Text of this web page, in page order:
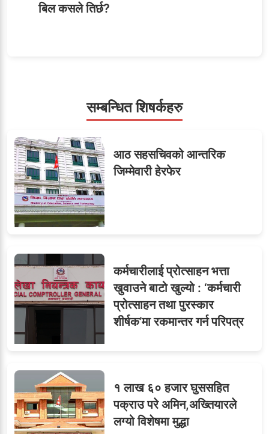
बिल कसले तिर्छ?
६सहसचिवमा प्रथम भएका
विजयकुमार शर्माको लोकसेवा
टिप्स
७
८
जुनियरलाई दोहोरो जिम्मेवारी,
मन्त्रालयभित्र असन्तुष्टि
९ओएनएमका नाममा अत्याचार :
सब–इन्जिनियरहरुको गम्भीर
ध्यानाकर्षण
सम्बन्धित शिषर्कहरु
आठ सहसचिवको आन्तरिक
जिम्मेवारी हेरफेर
कर्मचारीलाई प्रोत्साहन भत्ता
खुवाउने बाटो खुल्यो : ‘कर्मचारी
प्रोत्साहन तथा पुरस्कार
शीर्षक’मा रकमान्तर गर्न परिपत्र
१ लाख ६० हजार घुससहित
पक्राउ परे अमिन,अख्तियारले
लग्यो विशेषमा मुद्धा